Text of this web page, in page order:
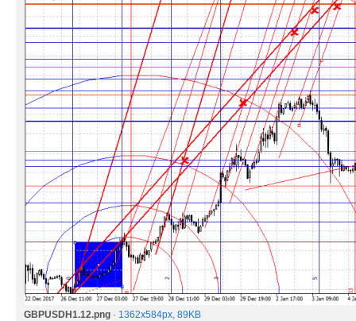
GBPUSDH1.12.png · 1362x584px, 89KB